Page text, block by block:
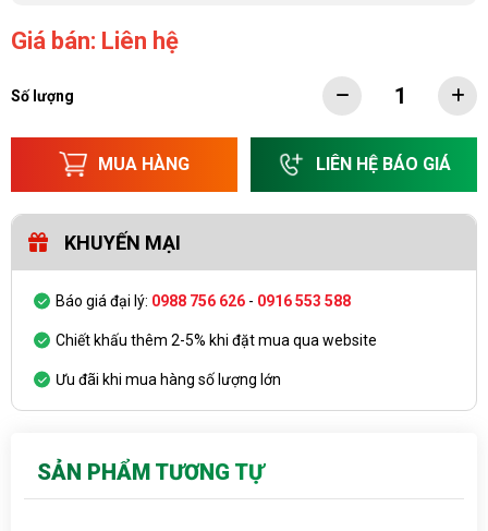
Giá bán: Liên hệ
Số lượng
MUA HÀNG LIÊN HỆ BÁO GIÁ
KHUYẾN MẠI
Báo giá đại lý: 0988 756 626 - 0916 553 588
Chiết khấu thêm 2-5% khi đặt mua qua website
Ưu đãi khi mua hàng số lượng lớn
SẢN PHẨM TƯƠNG TỰ